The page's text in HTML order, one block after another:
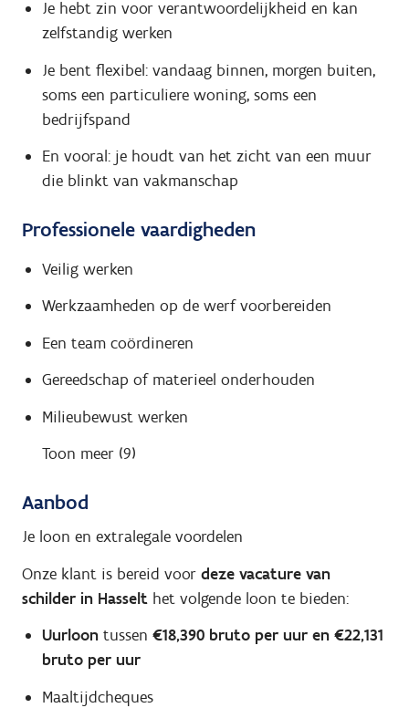
Je hebt zin voor verantwoordelijkheid en kan
zelfstandig werken
Je bent flexibel: vandaag binnen, morgen buiten,
soms een particuliere woning, soms een
bedrijfspand
En vooral: je houdt van het zicht van een muur
die blinkt van vakmanschap
Professionele vaardigheden
Veilig werken
Werkzaamheden op de werf voorbereiden
Een team coördineren
Gereedschap of materieel onderhouden
Milieubewust werken
Toon meer (9)
Aanbod
Je loon en extralegale voordelen
Onze klant is bereid voor deze vacature van
schilder in Hasselt het volgende loon te bieden:
Uurloontussen €18,390 bruto per uur en €22,131
bruto per uur
Maaltijdcheques